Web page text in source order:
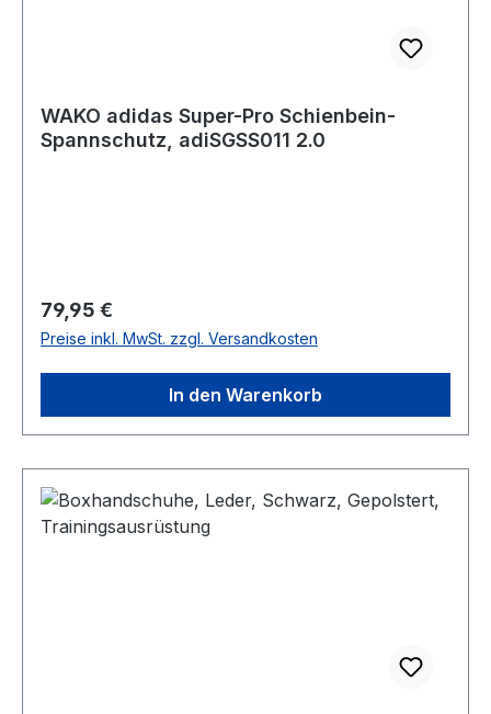
WAKO adidas Super-Pro Schienbein-
Spannschutz, adiSGSS011 2.0
Regulärer Preis:
79,95 €
Preise inkl. MwSt. zzgl. Versandkosten
In den Warenkorb